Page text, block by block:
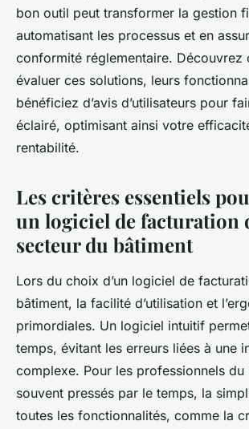
Théo•15 mai 2025•10 min de lecture
bon outil peut transformer la gestion
automatisant les processus et en
conformité réglementaire. Découvrez
évaluer ces solutions, leurs
bénéficiez d’avis d’utilisateurs pour
éclairé, optimisant ainsi votre
rentabilité.
Les critères essentiels
un logiciel de facturation
secteur du bâtiment
Lors du choix d’un logiciel de
bâtiment, la facilité d’utilisation et
primordiales. Un logiciel intuitif
temps, évitant les erreurs liées à une
complexe. Pour les professionnels du
souvent pressés par le temps, la
toutes les fonctionnalités, comme la